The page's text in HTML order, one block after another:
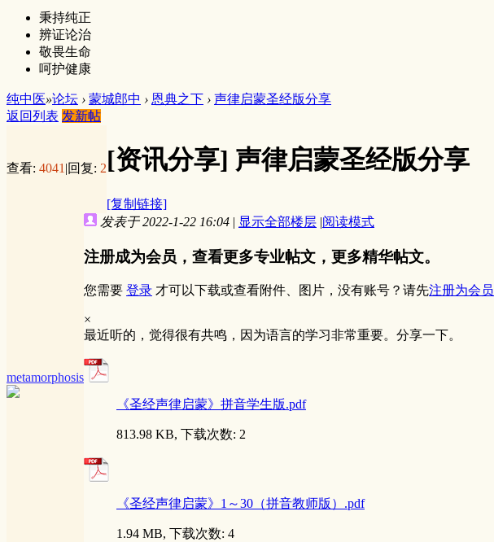
秉持纯正
辨证论治
敬畏生命
呵护健康
纯中医»论坛 › 蒙城郎中 › 恩典之下 › 声律启蒙圣经版分享
返回列表 发新帖
查看: 4041 |回复: 2[资讯分享] 声律启蒙圣经版分享
[复制链接]
metamorphosis
发表于 2022-1-22 16:04 | 显示全部楼层 |阅读模式
注册成为会员，查看更多专业帖文，更多精华帖文。
您需要 登录 才可以下载或查看附件、图片，没有账号？请先注册为会员
×
最近听的，觉得很有共鸣，因为语言的学习非常重要。分享一下。
《圣经声律启蒙》拼音学生版.pdf
813.98 KB, 下载次数: 2
《圣经声律启蒙》1～30（拼音教师版）.pdf
1.94 MB, 下载次数: 4